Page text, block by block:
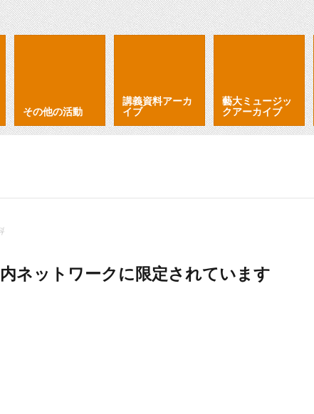
その他の活動
講義資料アーカ
イブ
藝大ミュージッ
クアーカイブ
ネットワークに限定されています